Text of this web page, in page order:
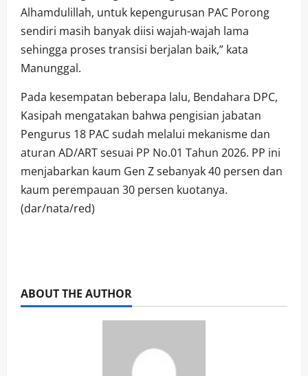
Alhamdulillah, untuk kepengurusan PAC Porong
sendiri masih banyak diisi wajah-wajah lama
sehingga proses transisi berjalan baik,” kata
Manunggal.
Pada kesempatan beberapa lalu, Bendahara DPC,
Kasipah mengatakan bahwa pengisian jabatan
Pengurus 18 PAC sudah melalui mekanisme dan
aturan AD/ART sesuai PP No.01 Tahun 2026. PP ini
menjabarkan kaum Gen Z sebanyak 40 persen dan
kaum perempauan 30 persen kuotanya.
(dar/nata/red)
ABOUT THE AUTHOR